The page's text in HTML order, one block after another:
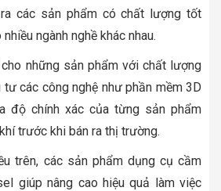
các sản phẩm có chất lượng tốt
ngành nghề khác nhau.
những sản phẩm với chất lượng
các công nghệ như phần mềm 3D
độ chính xác của từng sản phẩm
trước khi bán ra thị trường.
trên, các sản phẩm dụng cụ cầm
giúp nâng cao hiệu quả làm việc